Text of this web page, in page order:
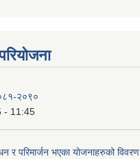
२०९०
- 11:45
परिमार्जन भएका योजनाहरुको विवरण